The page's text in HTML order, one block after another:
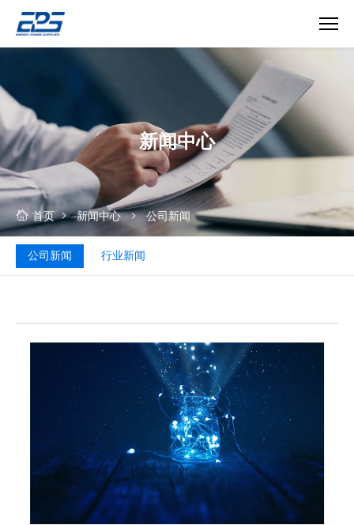
中
深
圳
市
英
能
气
新闻中心
首页 新闻中心 公司新闻
公司新闻 行业新闻